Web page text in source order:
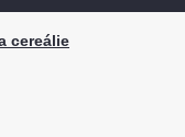
cereálie